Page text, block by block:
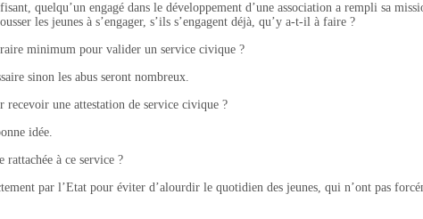
quelqu’un engagé dans le développement d’une association a rempli sa
les jeunes à s’engager, s’ils s’engagent déjà, qu’y a-t-il à faire ?
minimum pour valider un service civique ?
sinon les abus seront nombreux.
une attestation de service civique ?
idée.
à ce service ?
par l’Etat pour éviter d’alourdir le quotidien des jeunes, qui n’ont pas